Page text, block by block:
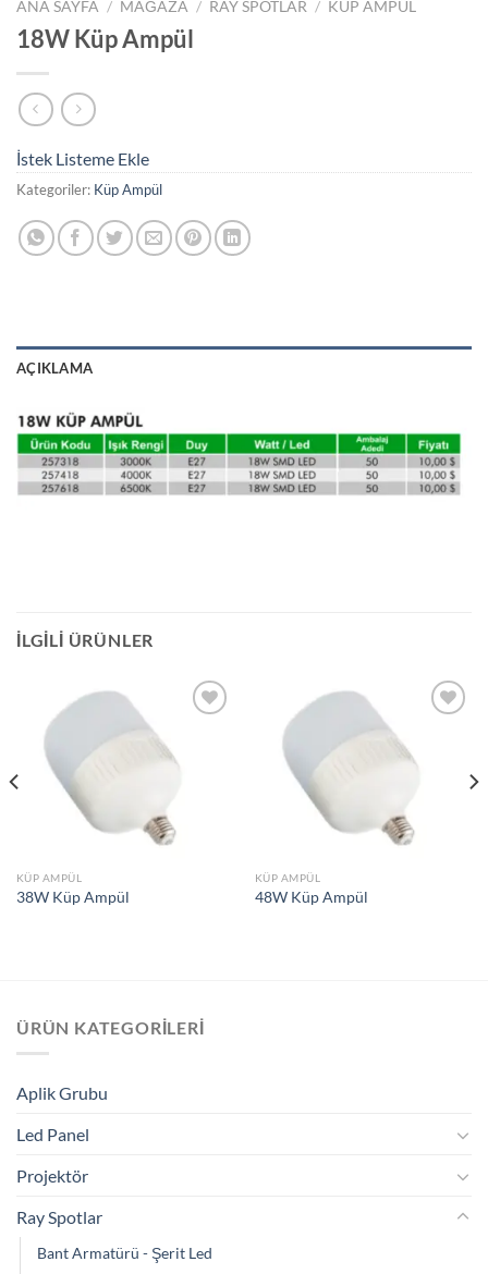
ANA SAYFA / MAĞAZA / RAY SPOTLAR / KÜP AMPÜL
18W Küp Ampül
İstek Listeme Ekle
Kategoriler: Küp Ampül
AÇIKLAMA
İLGILI ÜRÜNLER
KÜP AMPÜL
38W Küp Ampül
KÜP AMPÜL
48W Küp Ampül
ÜRÜN KATEGORILERI
Aplik Grubu
Led Panel
Projektör
Ray Spotlar
Bant Armatürü - Şerit Led